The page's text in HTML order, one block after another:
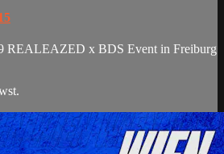
REALEAZED x BDS Event in Freiburg